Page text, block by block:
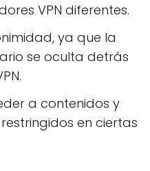
VPN diferentes.
ya que la
se oculta detrás
a contenidos y
en ciertas